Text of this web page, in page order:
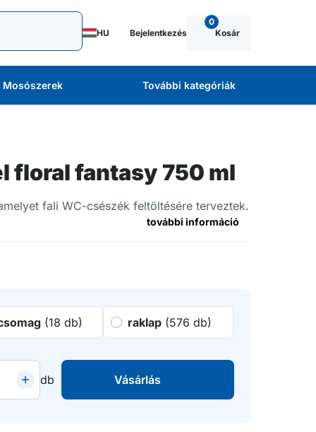
HU Bejelentkezés
0
Kosár
Mosószerek További kategóriák
floral fantasy 750 ml
fali WC-csészék feltöltésére terveztek.
további információ
(18 db) raklap (576 db)
db Vásárlás